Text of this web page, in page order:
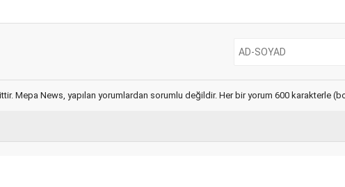
Mepa News, yapılan yorumlardan sorumlu değildir. Her bir yorum 600 karakterle